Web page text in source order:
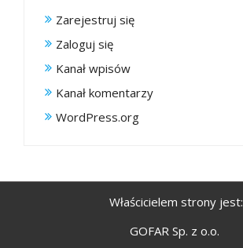
Zarejestruj się
Zaloguj się
Kanał wpisów
Kanał komentarzy
WordPress.org
Właścicielem strony jest:
GOFAR Sp. z o.o.